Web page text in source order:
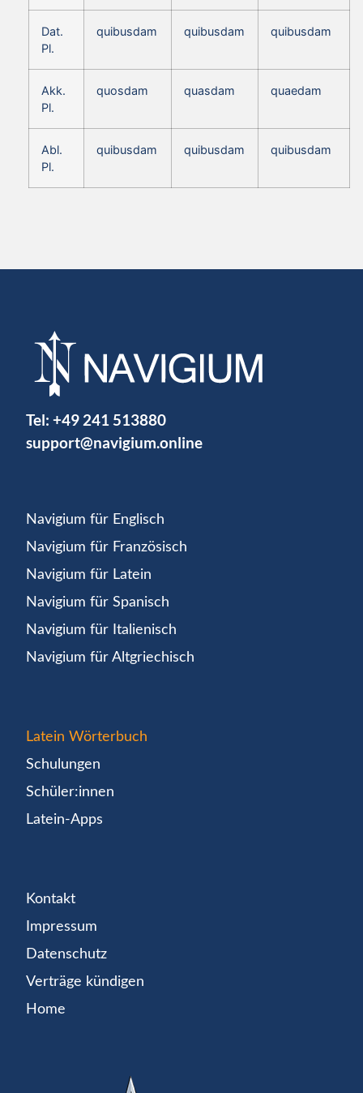
Dat.
Pl.
quibusdam quibusdam quibusdam
Akk.
Pl.
quosdam quasdam quaedam
Abl.
Pl.
quibusdam quibusdam quibusdam
Tel: +49 241 513880
support@navigium.online
Navigium für Englisch
Navigium für Französisch
Navigium für Latein
Navigium für Spanisch
Navigium für Italienisch
Navigium für Altgriechisch
Latein Wörterbuch
Schulungen
Schüler:innen
Latein-Apps
Kontakt
Impressum
Datenschutz
Verträge kündigen
Home